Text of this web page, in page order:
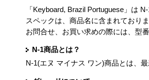
「Keyboard, Brazil Portuguese」は
スペックは、商品名に含まれており
お問合せ、お買い求めの際には、型
N-1商品とは？
N-1(エヌ マイナス ワン)商品とは、